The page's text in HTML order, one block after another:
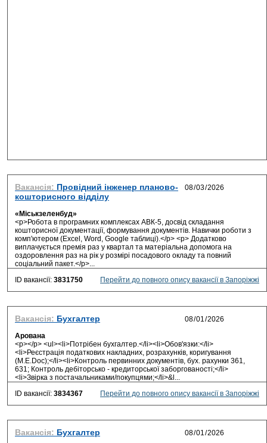
Вакансія: Провідний інженер планово-
кошторисного відділу
«Міськзеленбуд»
<p>Робота в програмних комплексах АВК-5, досвід складання
кошторисної документації, формування документів. Навички роботи з
комп'ютером (Excel, Word, Google таблиці).</p> <p> Додатково
виплачується премія раз у квартал та матеріальна допомога на
оздоровлення раз на рік у розмірі посадового окладу та повний
соціальний пакет.</p>...
ID вакансії: 3831750 Перейти до повного опису вакансії в Запоріжжі
Вакансія: Бухгалтер
Арована
<p></p> <ul><li>Потрібен бухгалтер.</li><li>Обов'язки:</li>
<li>Реєстрація податкових накладних, розрахунків, коригування
(M.E.Doc);</li><li>Контроль первинних документів, бух. рахунки 361,
631; Контроль дебіторсько - кредиторської заборгованості;</li>
<li>Звірка з постачальниками/покупцями;</li>&l...
ID вакансії: 3834367 Перейти до повного опису вакансії в Запоріжжі
Вакансія: Бухгалтер